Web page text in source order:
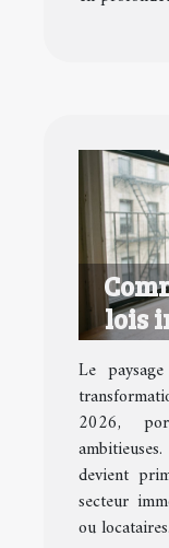
lois
Le
2026,
devient
secteur
ou